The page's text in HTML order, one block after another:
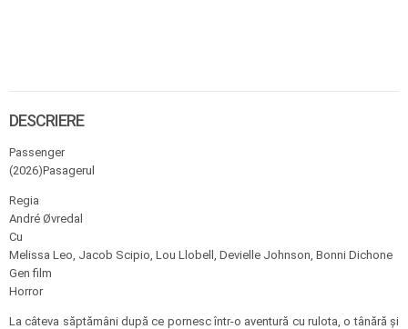
DESCRIERE
Passenger
(2026)Pasagerul
Regia
André Øvredal
Cu
Melissa Leo, Jacob Scipio, Lou Llobell, Devielle Johnson, Bonni Dichone
Gen film
Horror
La câteva săptămâni după ce pornesc într-o aventură cu rulota, o tânără și